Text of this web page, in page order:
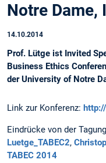
Notre Dame,
14.10.2014
Prof. Lütge ist Invited
Business Ethics
der University of Notre
Link zur Konferenz:
Eindrücke von der
Luetge_TABEC2,
TABEC 2014